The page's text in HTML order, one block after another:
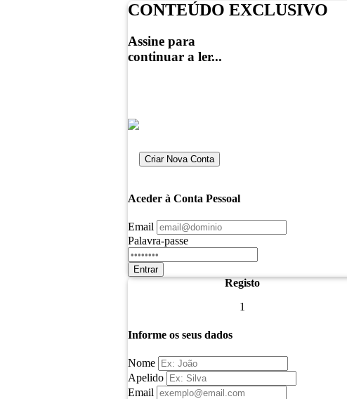
CONTEÚDO EXCLUSIVO
Assine para
continuar a ler...
Criar Nova Conta
Aceder à Conta Pessoal
Email
Palavra-passe
Entrar
Registo
1
Informe os seus dados
Nome
Apelido
Email